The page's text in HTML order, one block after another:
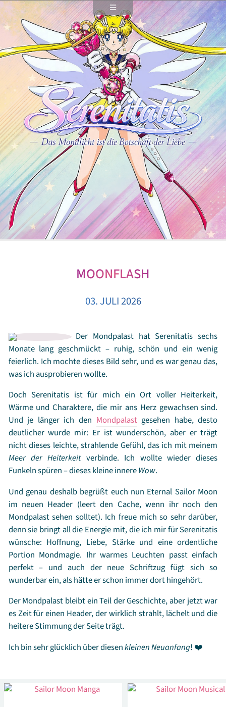
MOONFLASH
03. JULI 2026
Der Mondpalast hat Serenitatis sechs
Monate lang geschmückt – ruhig, schön und ein wenig
feierlich. Ich mochte dieses Bild sehr, und es war genau das,
was ich ausprobieren wollte.
Doch Serenitatis ist für mich ein Ort voller Heiterkeit,
Wärme und Charaktere, die mir ans Herz gewachsen sind.
Und je länger ich den Mondpalastgesehen habe, desto
deutlicher wurde mir: Er ist wunderschön, aber er trägt
nicht dieses leichte, strahlende Gefühl, das ich mit meinem
Meer der Heiterkeitverbinde. Ich wollte wieder dieses
Funkeln spüren – dieses kleine innereWow.
Und genau deshalb begrüßt euch nun Eternal Sailor Moon
im neuen Header (leert den Cache, wenn ihr noch den
Mondpalast sehen solltet). Ich freue mich so sehr darüber,
denn sie bringt all die Energie mit, die ich mir für Serenitatis
wünsche: Hoffnung, Liebe, Stärke und eine ordentliche
Portion Mondmagie. Ihr warmes Leuchten passt einfach
perfekt – und auch der neue Schriftzug fügt sich so
wunderbar ein, als hätte er schon immer dort hingehört.
Der Mondpalast bleibt ein Teil der Geschichte, aber jetzt war
es Zeit für einen Header, der wirklich strahlt, lächelt und die
heitere Stimmung der Seite trägt.
Ich bin sehr glücklich über diesenkleinen Neuanfang! ❤️
Black Moon Clan
Death Busters
Dead Moon Circus
Sailor Galaxia
Verbündete
Nebencharas
Minirollen
Wissenswertes
Extras
Galerie